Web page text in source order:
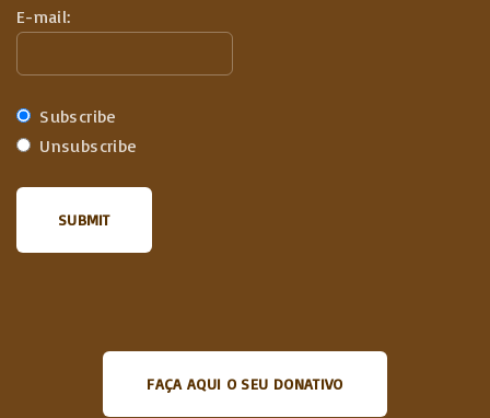
E-mail:
Subscribe
Unsubscribe
FAÇA AQUI O SEU DONATIVO